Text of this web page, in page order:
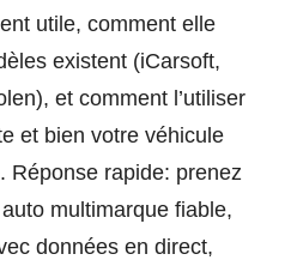
utile, comment elle
existent (iCarsoft,
et comment l’utiliser
et bien votre véhicule
Réponse rapide: prenez
multimarque fiable,
données en direct,